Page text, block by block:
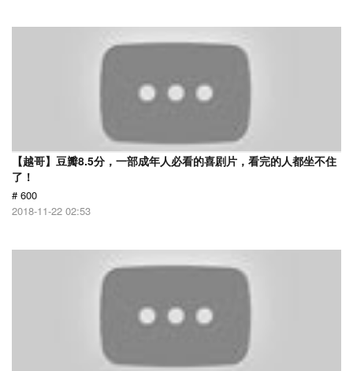
【越哥】豆瓣8.5分，一部成年人必看的喜剧片，看完的人都坐不住
了！
# 600
2018-11-22 02:53